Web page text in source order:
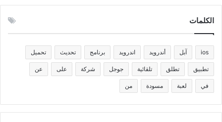
الكلمات
ios آبل أندرويد اندرويد برنامج تحديث تحميل
تطبيق تطلق تلقائية جوجل شركة على عن
في لعبة مسودة من